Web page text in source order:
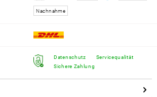
Nachnahme
Datenschutz
Sichere Zahlung
Servicequalität